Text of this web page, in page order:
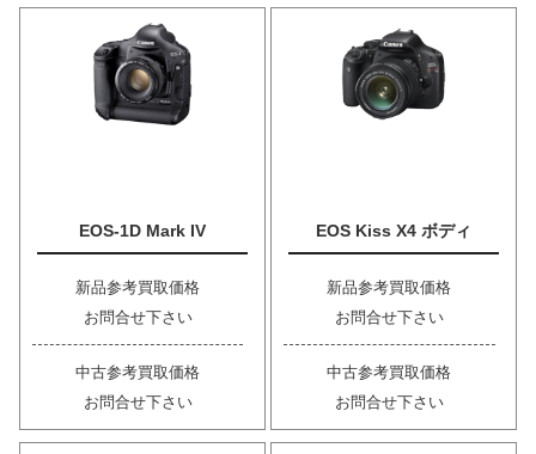
EOS-1D Mark IV
新品参考買取価格
お問合せ下さい
中古参考買取価格
お問合せ下さい
EOS Kiss X4 ボディ
新品参考買取価格
お問合せ下さい
中古参考買取価格
お問合せ下さい